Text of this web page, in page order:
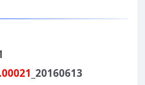
_20160613